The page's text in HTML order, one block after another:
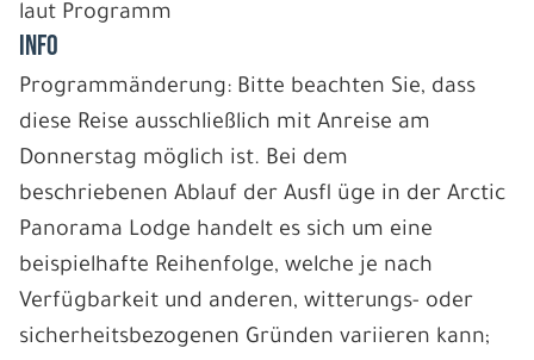
laut Programm
INFO
Programmänderung: Bitte beachten Sie, dass
diese Reise ausschließlich mit Anreise am
Donnerstag möglich ist. Bei dem
beschriebenen Ablauf der Ausfl üge in der Arctic
Panorama Lodge handelt es sich um eine
beispielhafte Reihenfolge, welche je nach
Verfügbarkeit und anderen, witterungs- oder
sicherheitsbezogenen Gründen variieren kann;